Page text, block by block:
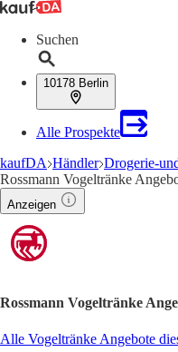
Suchen
10178 Berlin
Alle Prospekte
kaufDA Händler Drogerie-
Rossmann Vogeltränke
Anzeigen
Rossmann Vogeltränke
Alle Vogeltränke Angebote